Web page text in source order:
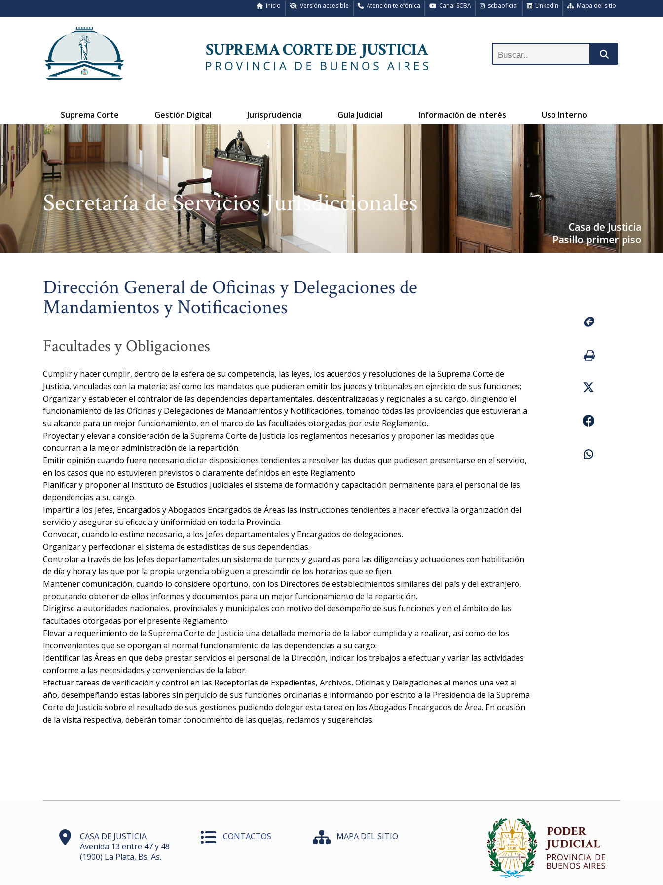
Mapa del sitio
LinkedIn
scbaoficial
Canal SCBA
Atención telefónica
Versión accesible
Inicio
Suprema Corte Gestión Digital Jurisprudencia Guía Judicial Información de Interés Uso Interno
Secretaría de Servicios Jurisdiccionales
Dirección General de Oficinas y Delegaciones de
Mandamientos y Notificaciones
Facultades y Obligaciones
Cumplir y hacer cumplir, dentro de la esfera de su competencia, las leyes, los acuerdos y resoluciones de la Suprema Corte de
Justicia, vinculadas con la materia; así como los mandatos que pudieran emitir los jueces y tribunales en ejercicio de sus funciones;
Organizar y establecer el contralor de las dependencias departamentales, descentralizadas y regionales a su cargo, dirigiendo el
funcionamiento de las Oficinas y Delegaciones de Mandamientos y Notificaciones, tomando todas las providencias que estuvieran a
su alcance para un mejor funcionamiento, en el marco de las facultades otorgadas por este Reglamento.
Proyectar y elevar a consideración de la Suprema Corte de Justicia los reglamentos necesarios y proponer las medidas que
concurran a la mejor administración de la repartición.
Emitir opinión cuando fuere necesario dictar disposiciones tendientes a resolver las dudas que pudiesen presentarse en el servicio,
en los casos que no estuvieren previstos o claramente definidos en este Reglamento
Planificar y proponer al Instituto de Estudios Judiciales el sistema de formación y capacitación permanente para el personal de las
dependencias a su cargo.
Impartir a los Jefes, Encargados y Abogados Encargados de Áreas las instrucciones tendientes a hacer efectiva la organización del
servicio y asegurar su eficacia y uniformidad en toda la Provincia.
Convocar, cuando lo estime necesario, a los Jefes departamentales y Encargados de delegaciones.
Organizar y perfeccionar el sistema de estadísticas de sus dependencias.
Controlar a través de los Jefes departamentales un sistema de turnos y guardias para las diligencias y actuaciones con habilitación
de día y hora y las que por la propia urgencia obliguen a prescindir de los horarios que se fijen.
Mantener comunicación, cuando lo considere oportuno, con los Directores de establecimientos similares del país y del extranjero,
procurando obtener de ellos informes y documentos para un mejor funcionamiento de la repartición.
Dirigirse a autoridades nacionales, provinciales y municipales con motivo del desempeño de sus funciones y en el ámbito de las
facultades otorgadas por el presente Reglamento.
Elevar a requerimiento de la Suprema Corte de Justicia una detallada memoria de la labor cumplida y a realizar, así como de los
inconvenientes que se opongan al normal funcionamiento de las dependencias a su cargo.
Identificar las Áreas en que deba prestar servicios el personal de la Dirección, indicar los trabajos a efectuar y variar las actividades
conforme a las necesidades y conveniencias de la labor.
Efectuar tareas de verificación y control en las Receptorías de Expedientes, Archivos, Oficinas y Delegaciones al menos una vez al
año, desempeñando estas labores sin perjuicio de sus funciones ordinarias e informando por escrito a la Presidencia de la Suprema
Corte de Justicia sobre el resultado de sus gestiones pudiendo delegar esta tarea en los Abogados Encargados de Área. En ocasión
de la visita respectiva, deberán tomar conocimiento de las quejas, reclamos y sugerencias.
CASA DE JUSTICIA
Avenida 13 entre 47 y 48
(1900) La Plata, Bs. As.
CONTACTOS MAPA DEL SITIO